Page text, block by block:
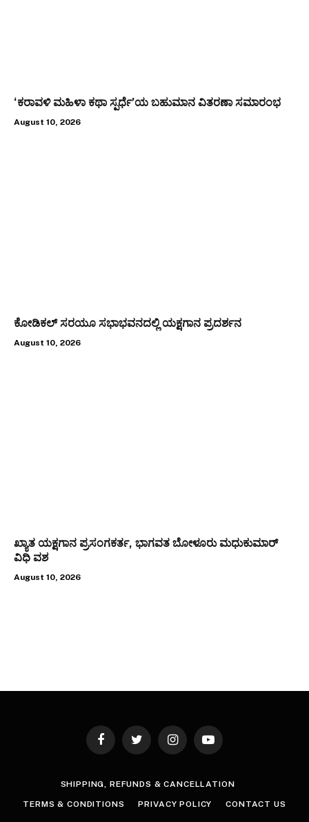
‘ಕರಾವಳಿ ಮಹಿಳಾ ಕಥಾ ಸ್ಪರ್ಧೆ’ಯ ಬಹುಮಾನ ವಿತರಣಾ ಸಮಾರಂಭ
August 10, 2026
ಕೋಡಿಕಲ್ ಸರಯೂ ಸಭಾಭವನದಲ್ಲಿ ಯಕ್ಷಗಾನ ಪ್ರದರ್ಶನ
August 10, 2026
ಖ್ಯಾತ ಯಕ್ಷಗಾನ ಪ್ರಸಂಗಕರ್ತ, ಭಾಗವತ ಬೋಳೂರು ಮಧುಕುಮಾರ್
ವಿಧಿ ವಶ
August 10, 2026
FacebookTwitter InstagramYouTube
SHIPPING, REFUNDS & CANCELLATION
TERMS & CONDITIONS PRIVACY POLICY CONTACT US